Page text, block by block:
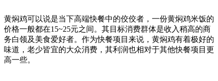
黄焖鸡可以说是当下高端快餐中的佼佼者，一份黄焖鸡米饭的
价格一般都在15~25元之间。其目标消费群体是收入稍高的商
务白领及美食爱好者。作为快餐项目来说，黄焖鸡有着极好的
味道，老少皆宜的大众消费，其利润也相对于其他快餐项目更
高一些。